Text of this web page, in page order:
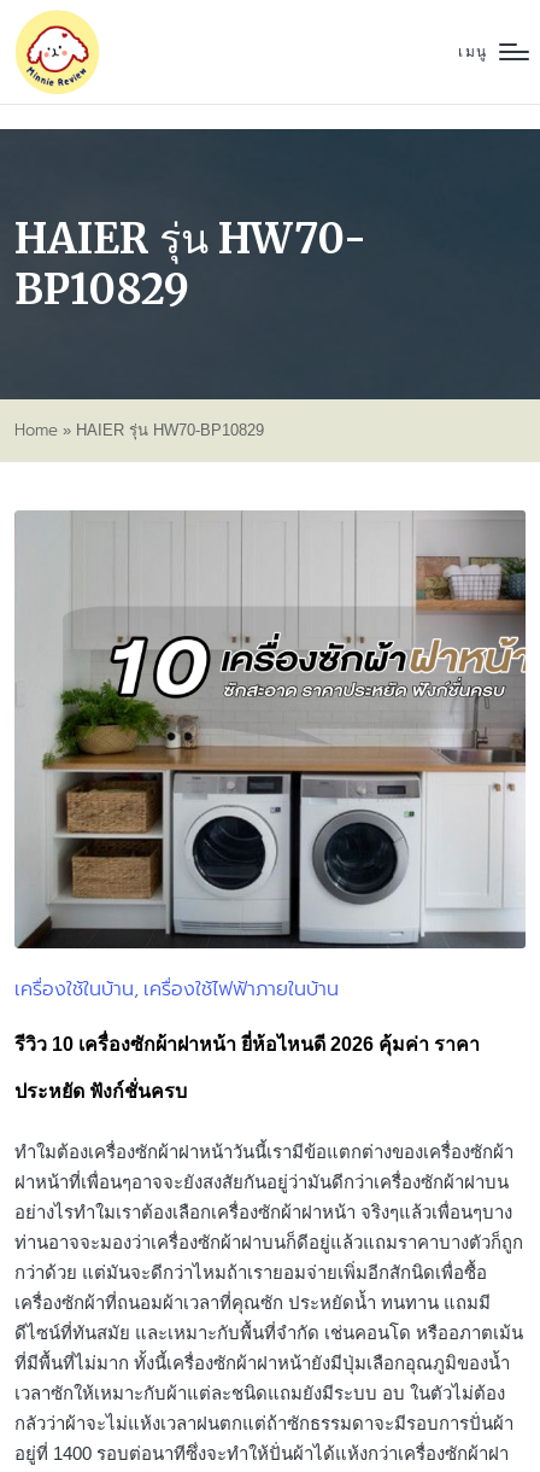
เมนู
HAIER รุ่น HW70-
BP10829
Home » HAIER รุ่น HW70-BP10829
Posted
เครื่องใช้ในบ้าน เครื่องใช้ไฟฟ้าภายในบ้าน
รีวิว 10 เครื่องซักผ้าฝาหน้า ยี่ห้อไหนดี 2026 คุ้มค่า ราคา
ประหยัด ฟังก์ชั่นครบ
ทำใมต้องเครื่องซักผ้าฝาหน้าวันนี้เรามีข้อแตกต่างของเครื่องซักผ้า
ฝาหน้าที่เพื่อนๆอาจจะยังสงสัยกันอยู่ว่ามันดีกว่าเครื่องซักผ้าฝาบน
อย่างไรทำใมเราต้องเลือกเครื่องซักผ้าฝาหน้า จริงๆแล้วเพื่อนๆบาง
ท่านอาจจะมองว่าเครื่องซักผ้าฝาบนก็ดีอยู่แล้วแถมราคาบางตัวก็ถูก
กว่าด้วย แต่มันจะดีกว่าไหมถ้าเรายอมจ่ายเพิ่มอีกสักนิดเพื่อซื้อ
เครื่องซักผ้าที่ถนอมผ้าเวลาที่คุณซัก ประหยัดน้ำ ทนทาน แถมมี
ดีไซน์ที่ทันสมัย และเหมาะกับพื้นที่จำกัด เช่นคอนโด หรืออภาตเม้น
ที่มีพื้นที่ไม่มาก ทั้งนี้เครื่องซักผ้าฝาหน้ายังมีปุ่มเลือกอุณภูมิของน้ำ
เวลาซักให้เหมาะกับผ้าแต่ละชนิดแถมยังมีระบบ อบ ในตัวไม่ต้อง
กลัวว่าผ้าจะไม่แห้งเวลาฝนตกแต่ถ้าซักธรรมดาจะมีรอบการปั่นผ้า
อยู่ที่ 1400 รอบต่อนาทีซึ่งจะทำให้ปั่นผ้าได้แห้งกว่าเครื่องซักผ้าฝา